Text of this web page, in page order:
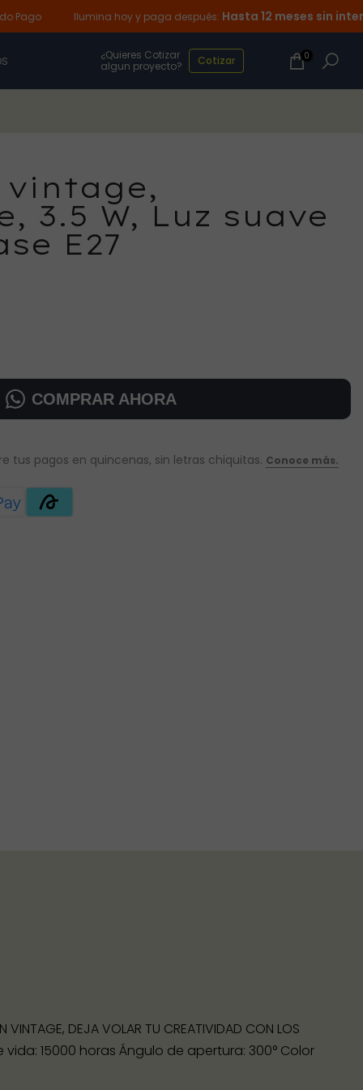
Ilumina hoy y paga después:Hasta 12 meses sin intereses
¿Quieres Cotizar
algun proyecto?
Cotizar 0
vintage,
3.5 W, Luz suave
E27
COMPRAR AHORA
DEJA VOLAR TU CREATIVIDAD CON LOS
vida: 15000 horas Ángulo de apertura: 300° Color